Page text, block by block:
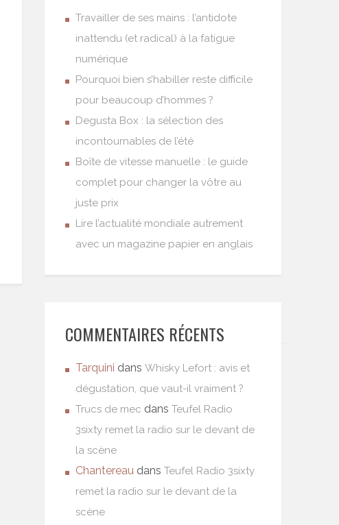
Travailler de ses mains : l’antidote
inattendu (et radical) à la fatigue
numérique
Pourquoi bien s’habiller reste difficile
pour beaucoup d’hommes ?
Degusta Box : la sélection des
incontournables de l’été
Boîte de vitesse manuelle : le guide
complet pour changer la vôtre au
juste prix
Lire l’actualité mondiale autrement
avec un magazine papier en anglais
COMMENTAIRES RÉCENTS
Tarquini dans Whisky Lefort : avis et
dégustation, que vaut-il vraiment ?
Trucs de mec dans Teufel Radio
3sixty remet la radio sur le devant de
la scène
Chantereau dans Teufel Radio 3sixty
remet la radio sur le devant de la
scène